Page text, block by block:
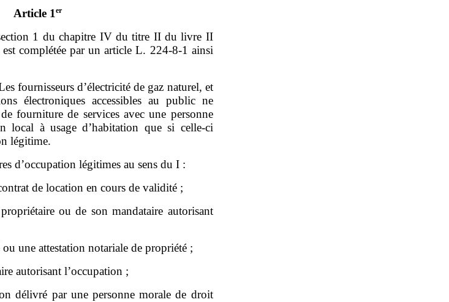
Article 1 er
1 du chapitre IV du titre II du livre II
complétée par un article L. 224‑8‑1 ainsi
fournisseurs d’électricité de gaz naturel, et
électroniques accessibles au public ne
fourniture de services avec une personne
local à usage d’habitation que si celle‑ci
légitime.
d’occupation légitimes au sens du I :
de location en cours de validité ;
ou de son mandataire autorisant
une attestation notariale de propriété ;
autorisant l’occupation ;
délivré par une personne morale de droit